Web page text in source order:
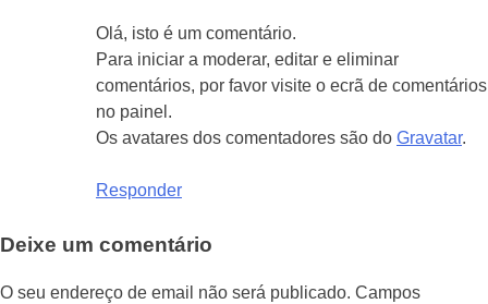
Olá, isto é um comentário.
Para iniciar a moderar, editar e eliminar
comentários, por favor visite o ecrã de comentários
no painel.
Os avatares dos comentadores são do Gravatar.
Responder
Deixe um comentário
O seu endereço de email não será publicado. Campos